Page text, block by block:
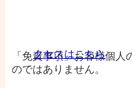
クセスはこちら
「免責事項」お客様個
のではありません。